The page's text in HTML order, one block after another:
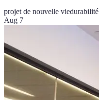
projet de nouvelle viedurabilité
Aug 7